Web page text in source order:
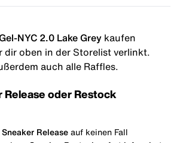
NYC 2.0 Lake Grey kaufen
dir oben in der Storelist verlinkt.
auch alle Raffles.
Release oder Restock
Sneaker Release auf keinen Fall